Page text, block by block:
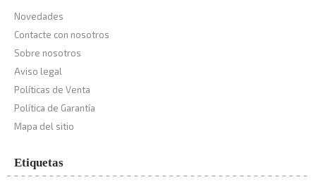
Novedades
Contacte con nosotros
Sobre nosotros
Aviso legal
Políticas de Venta
Política de Garantía
Mapa del sitio
Etiquetas